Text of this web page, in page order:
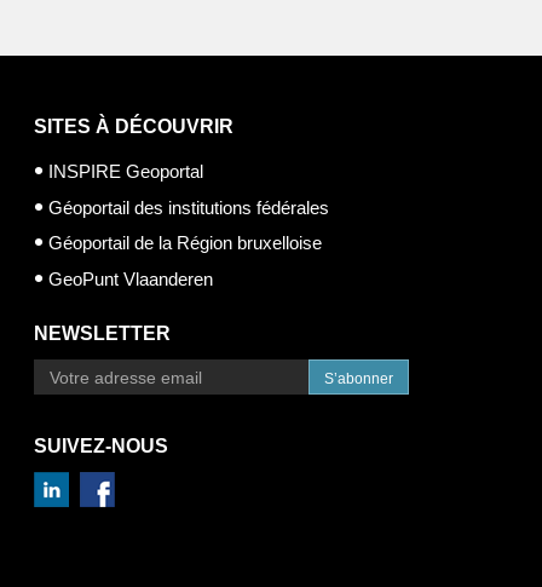
SITES À DÉCOUVRIR
INSPIRE Geoportal
Géoportail des institutions fédérales
Géoportail de la Région bruxelloise
GeoPunt Vlaanderen
NEWSLETTER
S’abonner
SUIVEZ-NOUS